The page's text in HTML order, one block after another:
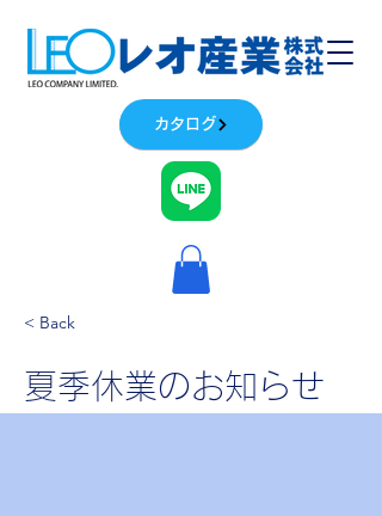
カタログ
< Back
夏季休業のお知らせ